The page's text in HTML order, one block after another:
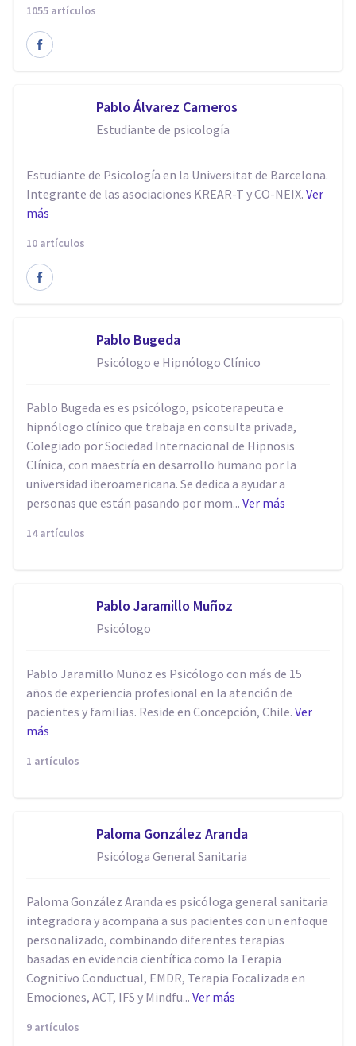
1055 artículos
Pablo Álvarez Carneros
Estudiante de psicología
Estudiante de Psicología en la Universitat de Barcelona.
Integrante de las asociaciones KREAR-T y CO-NEIX. Ver
más
10 artículos
Pablo Bugeda
Psicólogo e Hipnólogo Clínico
Pablo Bugeda es es psicólogo, psicoterapeuta e
hipnólogo clínico que trabaja en consulta privada,
Colegiado por Sociedad Internacional de Hipnosis
Clínica, con maestría en desarrollo humano por la
universidad iberoamericana. Se dedica a ayudar a
personas que están pasando por mom... Ver más
14 artículos
Pablo Jaramillo Muñoz
Psicólogo
Pablo Jaramillo Muñoz es Psicólogo con más de 15
años de experiencia profesional en la atención de
pacientes y familias. Reside en Concepción, Chile. Ver
más
1 artículos
Paloma González Aranda
Psicóloga General Sanitaria
Paloma González Aranda es psicóloga general sanitaria
integradora y acompaña a sus pacientes con un enfoque
personalizado, combinando diferentes terapias
basadas en evidencia científica como la Terapia
Cognitivo Conductual, EMDR, Terapia Focalizada en
Emociones, ACT, IFS y Mindfu... Ver más
9 artículos